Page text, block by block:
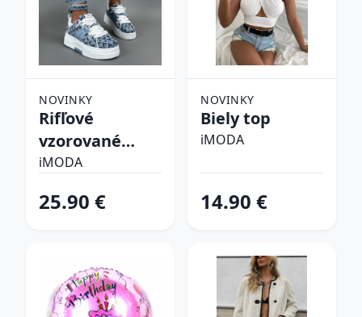
NOVINKY
Rifľové
vzorované
tenisky
iMODA
25.90 €
NOVINKY
Biely top
iMODA
14.90 €